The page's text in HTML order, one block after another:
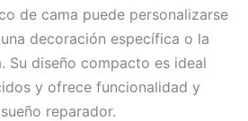
de cama puede personalizarse
decoración específica o la
Su diseño compacto es ideal
y ofrece funcionalidad y
reparador.